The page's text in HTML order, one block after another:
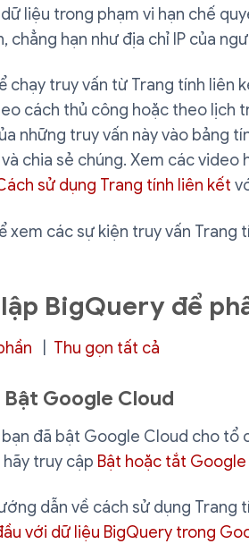
dữ liệu trong phạm vi hạn chế
chẳng hạn như địa chỉ IP của
chạy truy vấn từ Trang tính liên
cách thủ công hoặc theo lịch
những truy vấn này vào bảng
chia sẻ chúng. Xem các video
sử dụng Trang tính liên kết
xem các sự kiện truy vấn Trang
BigQuery để
Thu gọn tất cả
Bật Google Cloud
đã bật Google Cloud cho tổ
truy cập Bật hoặc tắt
dẫn về cách sử dụng Trang
với dữ liệu BigQuery trong